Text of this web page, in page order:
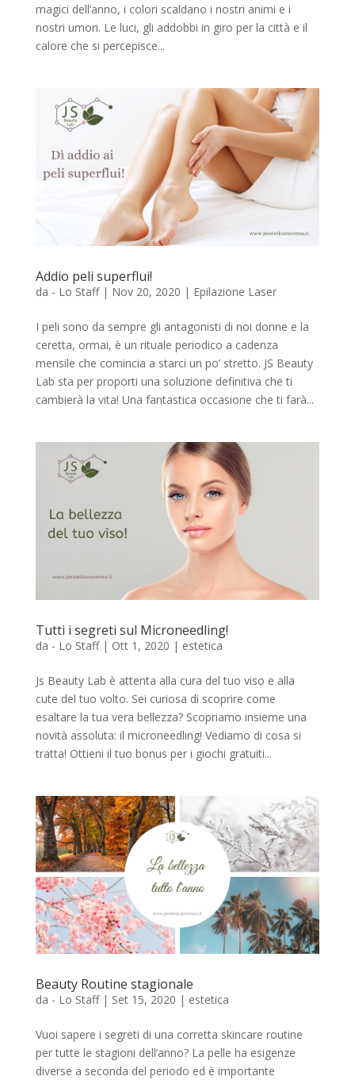
magici dell’anno, i colori scaldano i nostri animi e i
nostri umori. Le luci, gli addobbi in giro per la città e il
calore che si percepisce...
Addio peli superflui!
da - Lo Staff| Nov 20, 2020 | Epilazione Laser
I peli sono da sempre gli antagonisti di noi donne e la
ceretta, ormai, è un rituale periodico a cadenza
mensile che comincia a starci un po’ stretto. JS Beauty
Lab sta per proporti una soluzione definitiva che ti
cambierà la vita! Una fantastica occasione che ti farà...
Tutti i segreti sul Microneedling!
da - Lo Staff| Ott 1, 2020 | estetica
Js Beauty Lab è attenta alla cura del tuo viso e alla
cute del tuo volto. Sei curiosa di scoprire come
esaltare la tua vera bellezza? Scopriamo insieme una
novità assoluta: il microneedling! Vediamo di cosa si
tratta! Ottieni il tuo bonus per i giochi gratuiti...
Beauty Routine stagionale
da - Lo Staff| Set 15, 2020 | estetica
Vuoi sapere i segreti di una corretta skincare routine
per tutte le stagioni dell’anno? La pelle ha esigenze
diverse a seconda del periodo ed è importante